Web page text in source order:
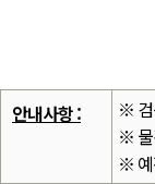
안내사항 : ※ 검
※ 물
※ 예